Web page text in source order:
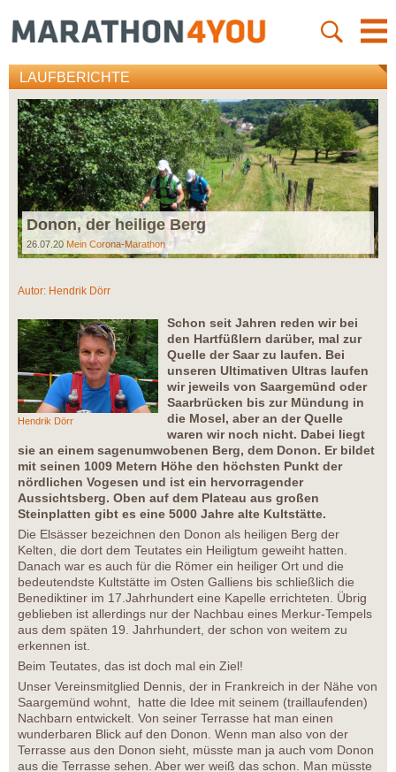
LAUFBERICHTE
Donon, der heilige Berg
26.07.20 Mein Corona-Marathon
Autor: Hendrik Dörr
Hendrik Dörr
Schon seit Jahren reden wir bei
den Hartfüßlern darüber, mal zur
Quelle der Saar zu laufen. Bei
unseren Ultimativen Ultras laufen
wir jeweils von Saargemünd oder
Saarbrücken bis zur Mündung in
die Mosel, aber an der Quelle
waren wir noch nicht. Dabei liegt
sie an einem sagenumwobenen Berg, dem Donon. Er bildet
mit seinen 1009 Metern Höhe den höchsten Punkt der
nördlichen Vogesen und ist ein hervorragender
Aussichtsberg. Oben auf dem Plateau aus großen
Steinplatten gibt es eine 5000 Jahre alte Kultstätte.
Die Elsässer bezeichnen den Donon als heiligen Berg der
Kelten, die dort dem Teutates ein Heiligtum geweiht hatten.
Danach war es auch für die Römer ein heiliger Ort und die
bedeutendste Kultstätte im Osten Galliens bis schließlich die
Benediktiner im 17.Jahrhundert eine Kapelle errichteten. Übrig
geblieben ist allerdings nur der Nachbau eines Merkur-Tempels
aus dem späten 19. Jahrhundert, der schon von weitem zu
erkennen ist.
Beim Teutates, das ist doch mal ein Ziel!
Unser Vereinsmitglied Dennis, der in Frankreich in der Nähe von
Saargemünd wohnt, hatte die Idee mit seinem (traillaufenden)
Nachbarn entwickelt. Von seiner Terrasse hat man einen
wunderbaren Blick auf den Donon. Wenn man also von der
Terrasse aus den Donon sieht, müsste man ja auch vom Donon
aus die Terrasse sehen. Aber wer weiß das schon. Man müsste